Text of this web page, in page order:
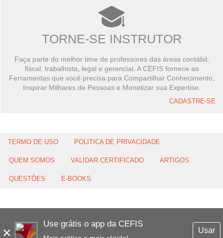
×
Use grátis o app da CEFIS
Usar
TORNE-SE INSTRUTOR
Faça parte do melhor time de professores das áreas contábil,
fiscal, trabalhista, legal e gerencial. A CEFIS fornece as
Ferramentas que você precisa para Compartilhar Conhecimento,
Inspirar Milhares de Pessoas e Monetizar sua Expertise.
CADASTRE-SE
TERMO DE USO POLITICA DE PRIVACIDADE
QUEM SOMOS VALIDAR CERTIFICADO ARTIGOS
QUESTÕES E-BOOKS